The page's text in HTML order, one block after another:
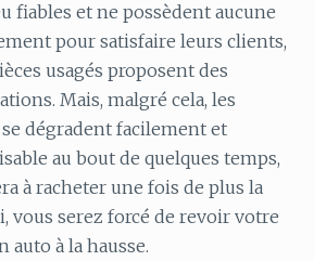
fiables et ne possèdent aucune
pour satisfaire leurs clients,
usagés proposent des
Mais, malgré cela, les
se dégradent facilement et
au bout de quelques temps,
à racheter une fois de plus la
vous serez forcé de revoir votre
auto à la hausse.